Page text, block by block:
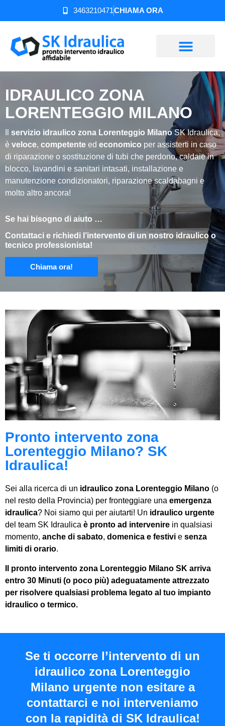
3463210471CHIAMA ORA
IDRAULICO ZONA
LORENTEGGIO MILANO
servizio idraulico zona Lorenteggio Milano SK Idraulica,
è veloce, competente ed economico per assisterti in caso
di riparazione o sostituzione di tubi che perdono, caldaie in
blocco, lavandini e sanitari intasati, installazione e
manutenzione condizionatori, riparazione scaldabagni e
molto altro ancora!
Se hai bisogno di aiuto …
Contattaci e richiedi l’intervento di un nostro idraulico o
tecnico professionista!
Chiama ora!
Pronto intervento zona
Lorenteggio Milano? SK
Idraulica!
Sei alla ricerca di un idraulico zona Lorenteggio Milano (o
nel resto della Provincia) per fronteggiare una emergenza
idraulica? Noi siamo qui per aiutarti! Un idraulico urgente
del team SK Idraulica è pronto ad intervenire in qualsiasi
momento, anche di sabato, domenica e festivi e senza
limiti di orario.
pronto intervento zona Lorenteggio Milano SK arriva
entro 30 Minuti (o poco più) adeguatamente attrezzato
per risolvere qualsiasi problema legato al tuo impianto
idraulico o termico.
Se ti occorre l’intervento di un
idraulico zona Lorenteggio
Milano urgente non esitare a
contattarci e noi interveniamo
con la rapidità di SK Idraulica!